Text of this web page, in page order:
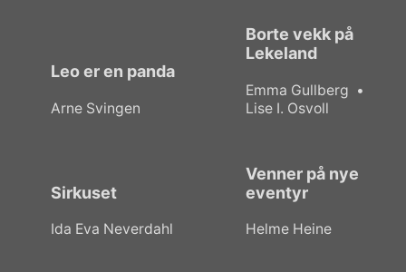
Leo er en panda
Arne Svingen
Borte vekk på
Lekeland
Emma Gullberg
Lise I. Osvoll
Sirkuset
Ida Eva Neverdahl
Venner på nye
eventyr
Helme Heine